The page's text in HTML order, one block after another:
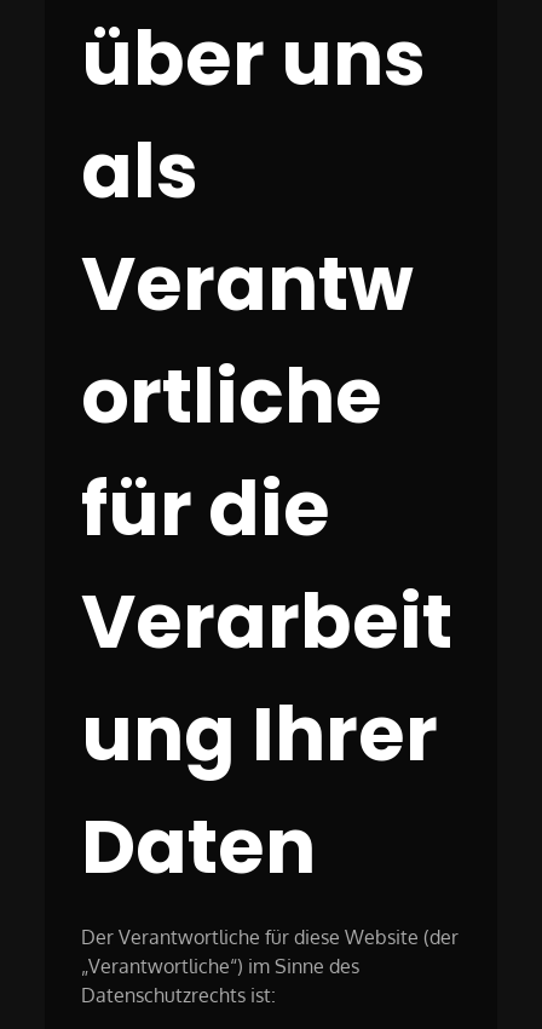
über uns
als
Verantw
ortliche
für die
Verarbeit
ung Ihrer
Daten
Der Verantwortliche für diese Website (der
„Verantwortliche“) im Sinne des
Datenschutzrechts ist: